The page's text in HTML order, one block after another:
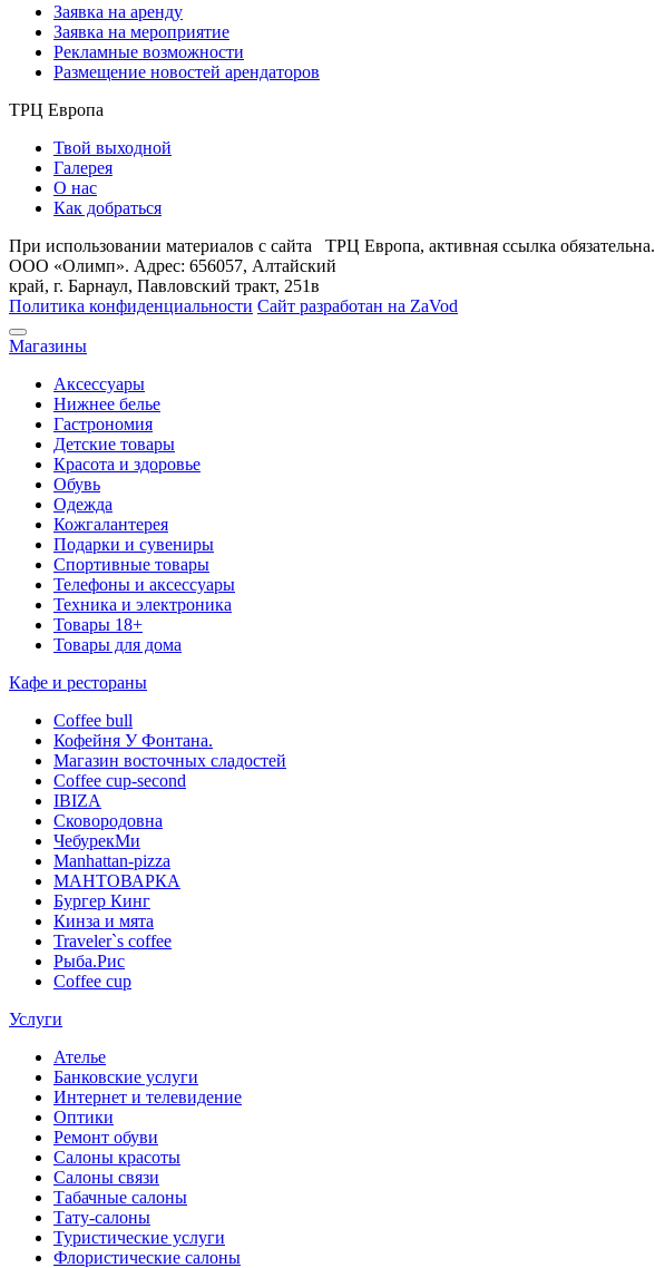
Заявка на аренду
Заявка на мероприятие
Рекламные возможности
Размещение новостей арендаторов
ТРЦ Европа
Твой выходной
Галерея
О нас
Как добраться
При использовании материалов с сайта ТРЦ Европа, активная ссылка обязательна.
ООО «Олимп». Адрес: 656057, Алтайский
край, г. Барнаул, Павловский тракт, 251в
Политика конфиденциальности Сайт разработан на ZaVod
Магазины
Аксессуары
Нижнее белье
Гастрономия
Детские товары
Красота и здоровье
Обувь
Одежда
Кожгалантерея
Подарки и сувениры
Спортивные товары
Телефоны и аксессуары
Техника и электроника
Товары 18+
Товары для дома
Кафе и рестораны
Coffee bull
Кофейня У Фонтана.
Магазин восточных сладостей
Coffee cup-second
IBIZA
Сковородовна
ЧебурекМи
Manhattan-pizza
МАНТОВАРКА
Бургер Кинг
Кинза и мята
Traveler`s coffee
Рыба.Рис
Coffee cup
Услуги
Ателье
Банковские услуги
Интернет и телевидение
Оптики
Ремонт обуви
Салоны красоты
Салоны связи
Табачные салоны
Тату-салоны
Туристические услуги
Флористические салоны